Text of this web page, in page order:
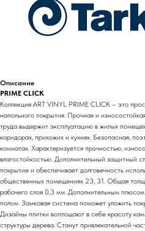
Описание
PRIME CLICK
Коллекция ART VINYL PRIME CLICK – это
напольного покрытия. Прочная и
труда выдержит эксплуатацию в жилых
коридорах, прихожих и кухнях. Безопасная,
комнатах. Характеризуется прочностью,
влагостойкостью. Дополнительный защитный
покрытие и обеспечивает долговечность
общественных помещениях 23, 31. Общая
рабочего слоя 0,3 мм. Дополнительным плюсом
полом. Замковая система поможет уложить
Дизайны плитки воплощают в себе красоту
структуры дерева. Станут привлекательной